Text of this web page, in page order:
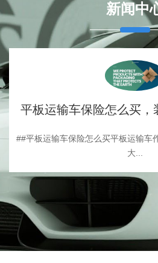
新闻中
平板运输车保险怎么买，
##平板运输车保险怎么买平板运输车
大...